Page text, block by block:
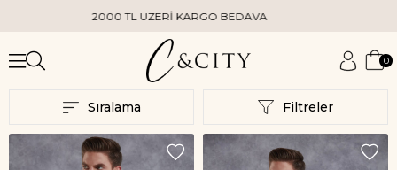
2000 TL ÜZERİ KARGO BEDAVA
0
Filtreler
Sıralama